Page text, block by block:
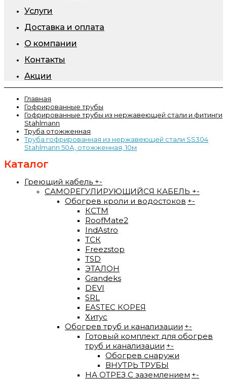
Услуги
Доставка и оплата
О компании
Контакты
Акции
Главная
Гофрированные трубы
Гофрированные трубы из нержавеющей стали и фитинги
Stahlmann
Труба отожженная
Труба гофрированная из нержавеющей стали SS304
Stahlmann 50А, отожженная, 10м
Каталог
Греющий кабель +-
САМОРЕГУЛИРУЮЩИЙСЯ КАБЕЛЬ +-
Обогрев кроли и водостоков +-
КСТМ
RoofMate2
IndAstro
ТСК
Freezstop
TSD
ЭТАЛОН
Grandeks
DEVI
SRL
EASTEC КОРЕЯ
Хитус
Обогрев труб и канализации +-
Готовый комплект для обогрев
труб и канализации +-
Обогрев снаружи
ВНУТРЬ ТРУБЫ
НА ОТРЕЗ С заземлением +-